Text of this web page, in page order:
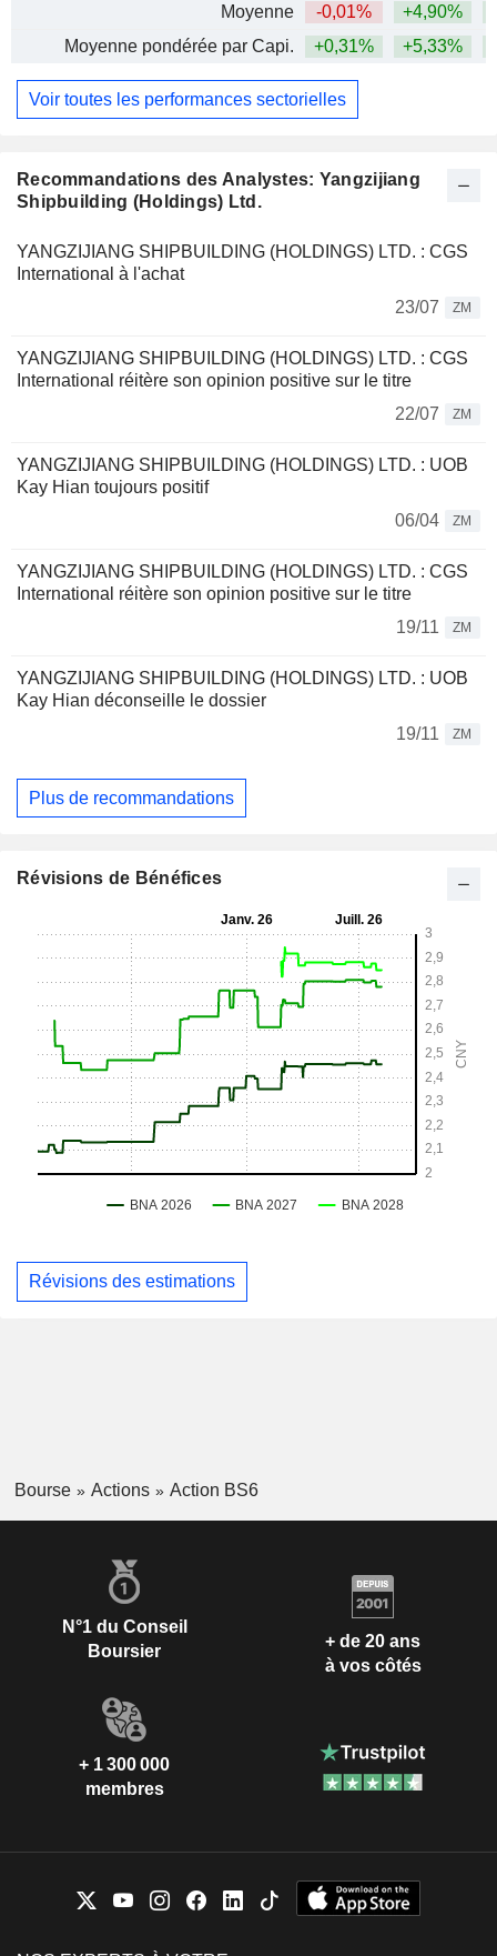
Recommandations des Analystes: Yangzijiang
Shipbuilding (Holdings) Ltd.
YANGZIJIANG SHIPBUILDING (HOLDINGS) LTD. : CGS
International à l'achat
23/07
ZM
YANGZIJIANG SHIPBUILDING (HOLDINGS) LTD. : CGS
International réitère son opinion positive sur le titre
22/07
ZM
YANGZIJIANG SHIPBUILDING (HOLDINGS) LTD. : UOB
Kay Hian toujours positif
06/04
ZM
YANGZIJIANG SHIPBUILDING (HOLDINGS) LTD. : CGS
International réitère son opinion positive sur le titre
19/11
ZM
YANGZIJIANG SHIPBUILDING (HOLDINGS) LTD. : UOB
Kay Hian déconseille le dossier
19/11
ZM
Plus de recommandations
Moyenne
-0,01% +4,90%
Moyenne pondérée par Capi.
+0,31% +5,33%
Voir toutes les performances sectorielles
Révisions de Bénéfices
Révisions des estimations
Bourse Actions Action BS6
N°1 du Conseil
Boursier
+ de 20 ans
à vos côtés
+ 1 300 000
membres